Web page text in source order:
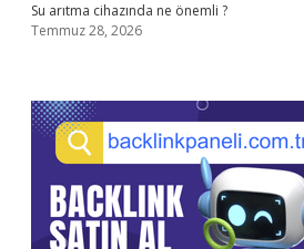
Su arıtma cihazında ne önemli ?
Temmuz 28, 2026